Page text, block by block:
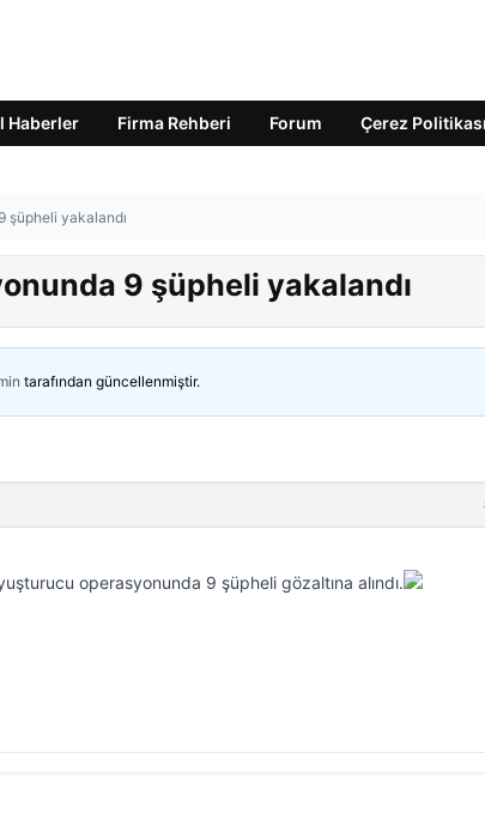
Haberler Firma Rehberi Forum Çerez Politikası
şüpheli yakalandı
9 şüpheli yakalandı
tarafından güncellenmiştir.
operasyonunda 9 şüpheli gözaltına alındı.